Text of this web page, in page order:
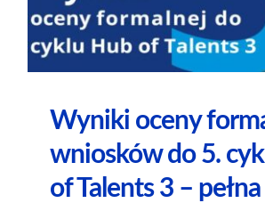
Wyniki oceny
wniosków do 5.
of Talents 3 –